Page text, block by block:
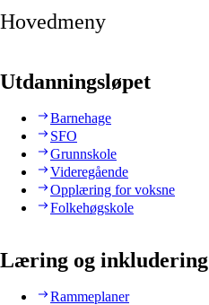
Hovedmeny
Utdanningsløpet
Barnehage
SFO
Grunnskole
Videregående
Opplæring for voksne
Folkehøgskole
Læring og inkludering
Rammeplaner